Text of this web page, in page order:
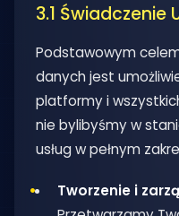
3.1 Świadczenie
Podstawowym
danych jest
platformy i
nie bylibyśmy w
usług w pełnym
Tworzenie i